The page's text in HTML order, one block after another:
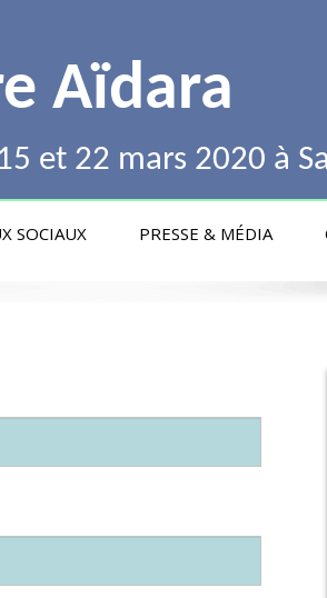
Aïdara
et 22 mars 2020 à
SOCIAUX PRESSE & MÉDIA